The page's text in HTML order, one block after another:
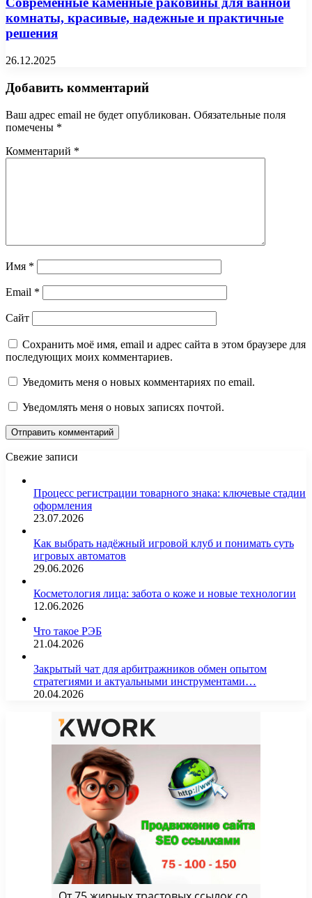
комнаты, красивые, надежные и практичные
решения
26.12.2025
Добавить комментарий
Ваш адрес email не будет опубликован. Обязательные поля
помечены *
Комментарий *
Имя *
Email *
Сайт
Сохранить моё имя, email и адрес сайта в этом браузере для
последующих моих комментариев.
Уведомить меня о новых комментариях по email.
Уведомлять меня о новых записях почтой.
Свежие записи
Процесс регистрации товарного знака: ключевые стадии
оформления
23.07.2026
Как выбрать надёжный игровой клуб и понимать суть
игровых автоматов
29.06.2026
Косметология лица: забота о коже и новые технологии
12.06.2026
Что такое РЭБ
21.04.2026
Закрытый чат для арбитражников обмен опытом
стратегиями и актуальными инструментами…
20.04.2026